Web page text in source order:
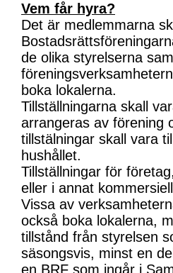
Vem får hyra?
Det är medlemmarna
de olika styrelserna
boka lokalerna.
Tillställningarna skall
arrangeras av förening
tillstälningar skall vara
hushållet.
Tillställningar för
eller i annat
Vissa av
också boka lokalerna,
tillstånd från styrelsen
säsongsvis, minst en
en BRF som ingår i